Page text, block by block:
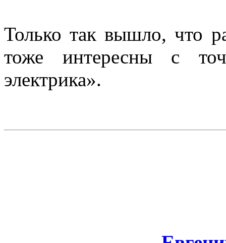
Только так вышло, что
тоже интересны с
электрика».